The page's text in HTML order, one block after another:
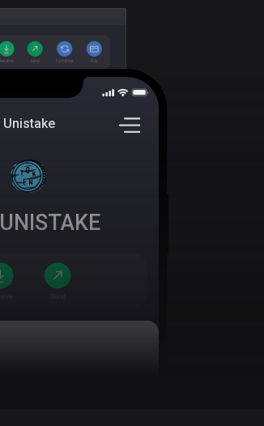
Unistake
UNISTAKE